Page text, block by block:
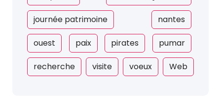
journée patrimoine nantes
ouest paix pirates pumar
recherche visite voeux Web